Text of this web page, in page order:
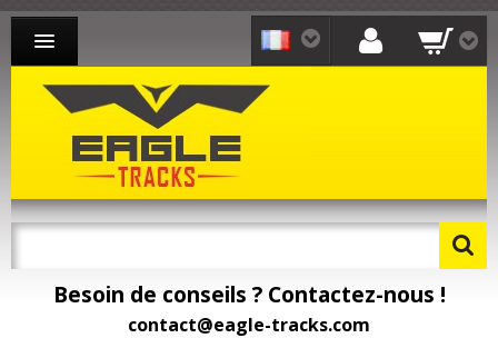
CHENILLE CAOUTCHOUC MINI-PELLE
CHENILLE CAOUTCHOUC CHARGEUR
CHENILLE CAOUTCHOUC TRANSPORTEUR
Besoin de pièces détachées ? Toomat !
Besoin de conseils ? Contactez-nous !
contact@eagle-tracks.com